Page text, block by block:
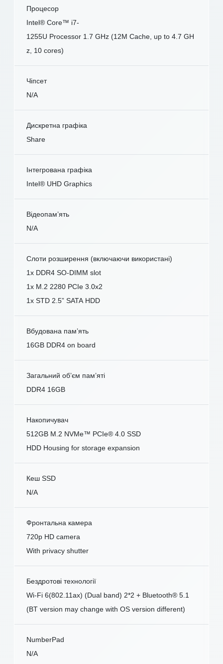
Процесор
Intel® Core™ i7-
1255U Processor 1.7 GHz (12M Cache, up to 4.7 GH
z, 10 cores)
Чіпсет
N/A
Дискретна графіка
Share
Інтегрована графіка
Intel® UHD Graphics
Відеопам’ять
N/A
Слоти розширення (включаючи використані)
1x DDR4 SO-DIMM slot
1x M.2 2280 PCIe 3.0x2
1x STD 2.5” SATA HDD
Вбудована пам’ять
16GB DDR4 on board
Загальний об’єм пам’яті
DDR4 16GB
Накопичувач
512GB M.2 NVMe™ PCIe® 4.0 SSD
HDD Housing for storage expansion
Кеш SSD
N/A
Фронтальна камера
720p HD camera
With privacy shutter
Бездротові технології
Wi-Fi 6(802.11ax) (Dual band) 2*2 + Bluetooth® 5.1
(BT version may change with OS version different)
NumberPad
N/A